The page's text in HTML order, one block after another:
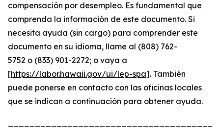
compensación por desempleo. Es fundamental que
comprenda la información de este documento. Si
necesita ayuda (sin cargo) para comprender este
documento en su idioma, llame al (808) 762-
5752 o (833) 901-2272; o vaya a
[https://labor.hawaii.gov/ui/lep-spa]. También
puede ponerse en contacto con las oficinas locales
que se indican a continuación para obtener ayuda.